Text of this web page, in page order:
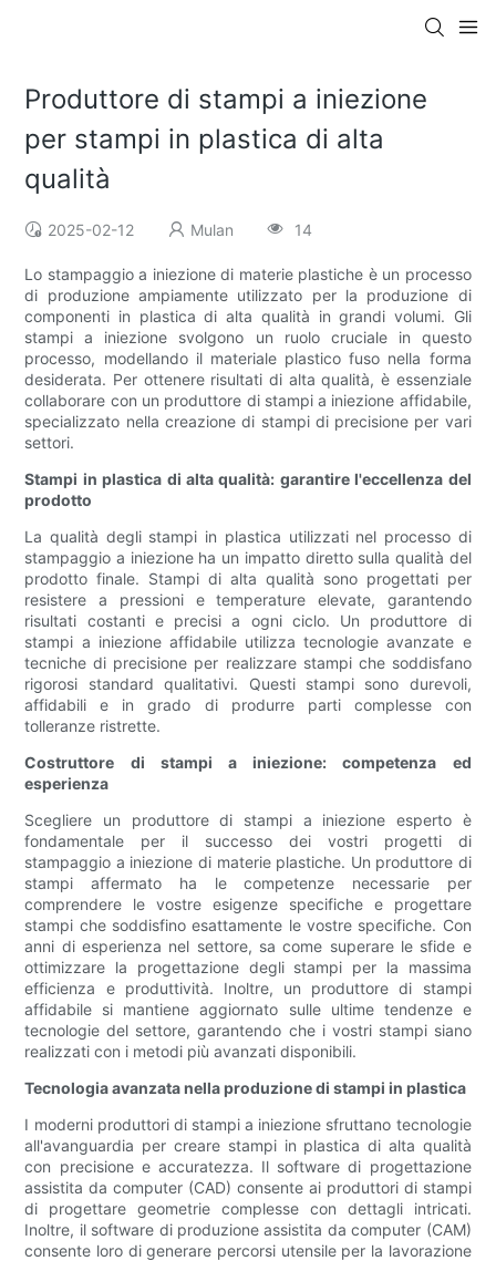
Produttore di stampi a iniezione
per stampi in plastica di alta
qualità
2025-02-12 Mulan 14
Lo stampaggio a iniezione di materie plastiche è un processo
di produzione ampiamente utilizzato per la produzione di
componenti in plastica di alta qualità in grandi volumi. Gli
stampi a iniezione svolgono un ruolo cruciale in questo
processo, modellando il materiale plastico fuso nella forma
desiderata. Per ottenere risultati di alta qualità, è essenziale
collaborare con un produttore di stampi a iniezione affidabile,
specializzato nella creazione di stampi di precisione per vari
settori.
Stampi in plastica di alta qualità: garantire l'eccellenza del
prodotto
La qualità degli stampi in plastica utilizzati nel processo di
stampaggio a iniezione ha un impatto diretto sulla qualità del
prodotto finale. Stampi di alta qualità sono progettati per
resistere a pressioni e temperature elevate, garantendo
risultati costanti e precisi a ogni ciclo. Un produttore di
stampi a iniezione affidabile utilizza tecnologie avanzate e
tecniche di precisione per realizzare stampi che soddisfano
rigorosi standard qualitativi. Questi stampi sono durevoli,
affidabili e in grado di produrre parti complesse con
tolleranze ristrette.
Costruttore di stampi a iniezione: competenza ed
esperienza
Scegliere un produttore di stampi a iniezione esperto è
fondamentale per il successo dei vostri progetti di
stampaggio a iniezione di materie plastiche. Un produttore di
stampi affermato ha le competenze necessarie per
comprendere le vostre esigenze specifiche e progettare
stampi che soddisfino esattamente le vostre specifiche. Con
anni di esperienza nel settore, sa come superare le sfide e
ottimizzare la progettazione degli stampi per la massima
efficienza e produttività. Inoltre, un produttore di stampi
affidabile si mantiene aggiornato sulle ultime tendenze e
tecnologie del settore, garantendo che i vostri stampi siano
realizzati con i metodi più avanzati disponibili.
Tecnologia avanzata nella produzione di stampi in plastica
I moderni produttori di stampi a iniezione sfruttano tecnologie
all'avanguardia per creare stampi in plastica di alta qualità
con precisione e accuratezza. Il software di progettazione
assistita da computer (CAD) consente ai produttori di stampi
di progettare geometrie complesse con dettagli intricati.
Inoltre, il software di produzione assistita da computer (CAM)
consente loro di generare percorsi utensile per la lavorazione